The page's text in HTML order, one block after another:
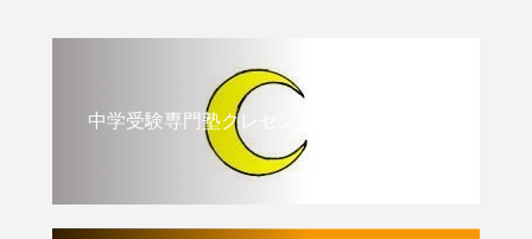
中学受験専門塾クレセント